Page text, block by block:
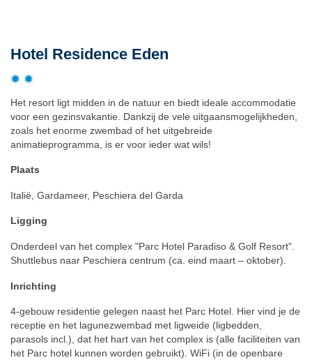
Hotel Residence Eden
Het resort ligt midden in de natuur en biedt ideale accommodatie
voor een gezinsvakantie. Dankzij de vele uitgaansmogelijkheden,
zoals het enorme zwembad of het uitgebreide
animatieprogramma, is er voor ieder wat wils!
Plaats
Italië, Gardameer, Peschiera del Garda
Ligging
Onderdeel van het complex "Parc Hotel Paradiso & Golf Resort".
Shuttlebus naar Peschiera centrum (ca. eind maart – oktober).
Inrichting
4-gebouw residentie gelegen naast het Parc Hotel. Hier vind je de
receptie en het lagunezwembad met ligweide (ligbedden,
parasols incl.), dat het hart van het complex is (alle faciliteiten van
het Parc hotel kunnen worden gebruikt). WiFi (in de openbare